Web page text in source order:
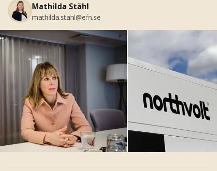
Mathilda Ståhl
mathilda.stahl@efn.se